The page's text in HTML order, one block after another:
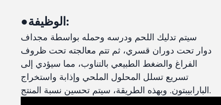
●الوظيفة:
سيتم تدليك اللحم ودرسه وحمله بواسطة مجداف
دوار تحت دوران قسري، ثم تتم معالجته تحت ظروف
الفراغ والضغط الطبيعي بالتناوب، مما سيؤدي إلى
تسريع تسلل المحلول الملحي وإذابة واستخراج
البارابيبتون. وبهذه الطريقة، سيتم تحسين نسبة المنتج.